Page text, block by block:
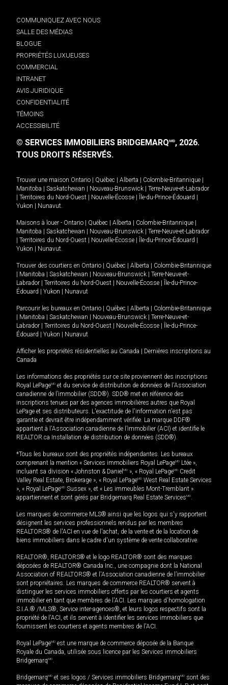
COMMUNIQUEZ AVEC NOUS
SALLE DES MÉDIAS
BLOGUE
PROPRIÉTÉS LUXUEUSES
COMMERCIAL
INTRANET
AVIS JURIDIQUE
CONFIDENTIALITÉ
TÉMOINS
ACCESSIBILITÉ
© SERVICES IMMOBILIERS BRIDGEMARQMD, 2026.
TOUS DROITS RÉSERVÉS.
Trouver une maison Ontario Québec Alberta Colombie-Britannique
Manitoba
Saskatchewan Nouveau-Brunswick
Terre-Neuve-et-Labrador
Territoires du Nord-Ouest Nouvelle-Écosse Île-du-Prince-Édouard
Yukon
Nunavut.
Maisons à louer - Ontario Québec Alberta Colombie-Britannique
Manitoba
Saskatchewan Nouveau-Brunswick
Terre-Neuve-et-Labrador
Territoires du Nord-Ouest Nouvelle-Écosse Île-du-Prince-Édouard
Yukon
Nunavut.
Trouver des courtiers en Ontario Québec Alberta
Colombie-Britannique
Manitoba Saskatchewan Nouveau-Brunswick
Terre-Neuve-et-
Labrador
Territoires du Nord-Ouest Nouvelle-Écosse
Île-du-Prince-
Édouard
Yukon Nunavut
Parcourir les bureaux en Ontario Québec Alberta
Colombie-Britannique
Manitoba Saskatchewan Nouveau-Brunswick
Terre-Neuve-et-
Labrador
Territoires du Nord-Ouest Nouvelle-Écosse
Île-du-Prince-
Édouard
Yukon Nunavut
Afficher les propriétés résidentielles au Canada
Dernières inscriptions au
Canada
Les informations des propriétés sur ce site proviennent des inscriptions
Royal LePageMD et du service de distribution de données de l'Association
canadienne de l’immobilier (SDD®). SDD® met en référence des
inscriptions tenues par des agences immobilières autres que Royal
LePage et ses distributeurs. L'exactitude de l'information n'est pas
garantie et devrait être indépendamment vérifiée. La marque DDF®
appartient à l'Association canadienne de l’immobilier (ACI) et identifie le
REALTOR.ca Installation de distribution de données (SDD®).
*Tous les bureaux sont des propriétés indépendantes. Les bureaux
comprenant la mention « Services immobiliers Royal LePageMD Ltée »,
incluant sa division « Johnston & Daniel MD », « Royal LePageMD Credit
Valley Real Estate, Brokerage », « Royal LePageMD West Real Estate Services
», « Royal LePageMD Sussex », et « Les immeubles Mont-Tremblant »
appartiennent et sont gérés par Bridgemarq Real Estate ServicesMD.
Les marques de commerce MLS® ainsi que les logos qui s'y rapportent
désignent les services professionnels rendus par les membres
REALTORS® de l'ACI en vue de l'achat, de la vente et de la location de
biens immobiliers dans le cadre d'un système de vente collaborative.
REALTOR®, REALTORS® et le logo REALTOR® sont des marques
déposées de REALTOR® Canada Inc., une compagnie dont la National
Association of REALTORS® et l'Association canadienne de l’immobilier
sont propriétaires. Les marques de commerce REALTOR® servent à
distinguer les services immobiliers offerts par les courtiers et agents
immobilier en tant que membres de l'ACI. Les marques d'homologation
S.I.A.® /MLS®, Service inter-agences®, et leurs logos respectifs sont la
propriété de l'ACI, et ils servent à identifier les services immobiliers que
fournissent les courtiers et agents membres de l'ACI.
Royal LePageMD est une marque de commerce déposée de la Banque
Royale du Canada, utilisée sous licence par les Services immobiliers
BridgemarqMD.
BridgemarqMD et ses logos / Services immobiliers BridgemarqMD sont des